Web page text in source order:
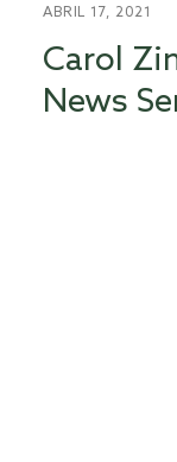
ABRIL 17, 2021
Carol
News